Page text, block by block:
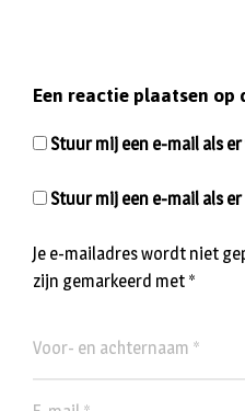
Een reactie plaatsen
Je e-mailadres wordt niet
zijn gemarkeerd met *
Stuur mij een e-mail als
Stuur mij een e-mail als